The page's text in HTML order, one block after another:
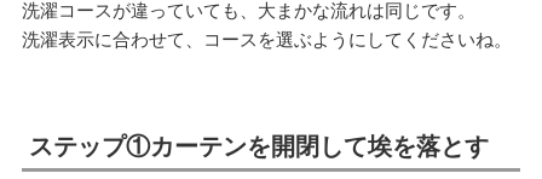
洗濯コースが違っていても、大まかな流れは同じです。
洗濯表示に合わせて、コースを選ぶようにしてくださいね。
ステップ①カーテンを開閉して埃を落とす